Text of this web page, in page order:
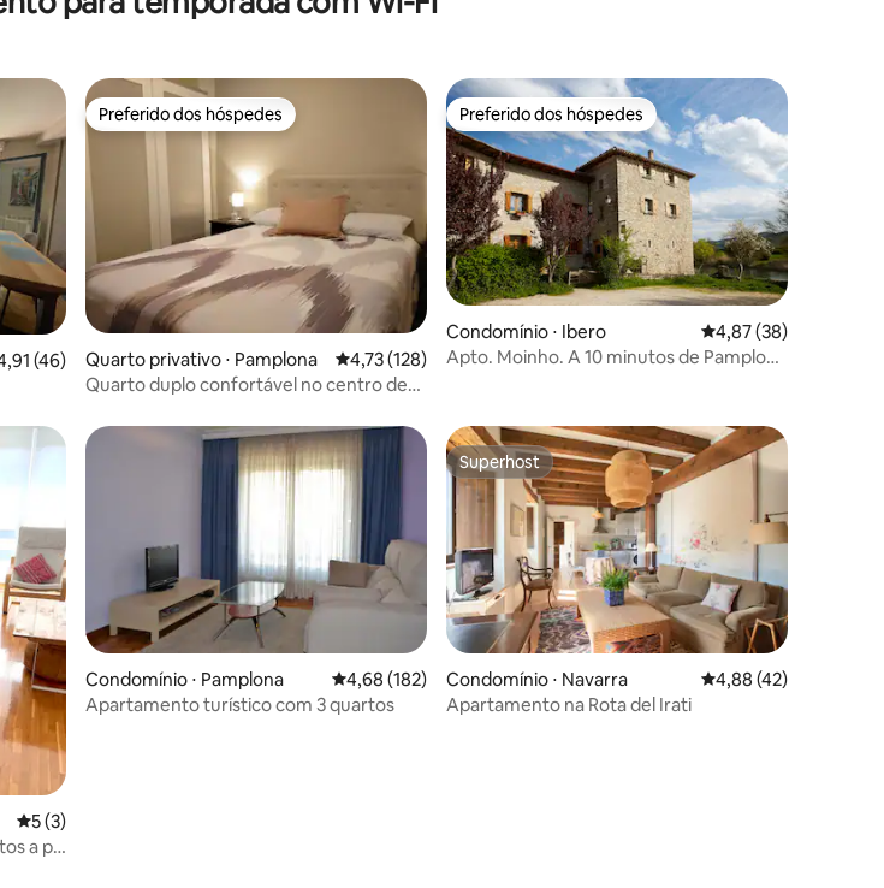
de uma avaliação média de 5, 46 avaliações
(46)
Preferido dos hóspedes
Preferido dos hóspedes
Quarto privativo ⋅ Pamplona 4,73 de uma avaliação média de 5, 128 avaliações
4,73 (128)
Quarto duplo confortável no centro de
Preferido dos hóspedes
Preferido dos hóspedes
Condomínio ⋅ Ibero 4,87 de uma
4,87 (38)
Apto. Moinho. A 10 minutos de Pamplona
5 de uma avaliação média de 5, 3 avaliações
5 (3)
a pé
Condomínio ⋅ Pamplona 4,68 de uma avaliação média de 5, 182 avaliações
4,68 (182)
Apartamento turístico com 3 quartos
Superhost
Superhost
Condomínio ⋅ Navarra 4,88 de uma
4,88 (42)
Apartamento na Rota del Irati